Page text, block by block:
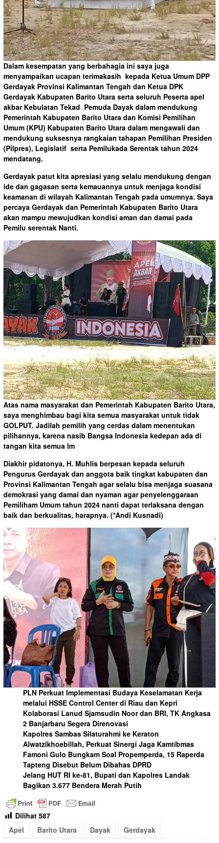
Dalam kesempatan yang berbahagia ini saya juga
menyampaikan ucapan terimakasih kepada Ketua Umum DPP
Gerdayak Provinsi Kalimantan Tengah dan Ketua DPK
Gerdayak Kabupaten Barito Utara serta seluruh Peserta apel
akbar Kebulatan Tekad Pemuda Dayak dalam mendukung
Pemerintah Kabupaten Barito Utara dan Komisi Pemilihan
Umum (KPU) Kabupaten Barito Utara dalam mengawali dan
mendukung suksesnya rangkaian tahapan Pemilihan Presiden
(Pilpres), Legislatif serta Pemilukada Serentak tahun 2024
mendatang.
Gerdayak patut kita apresiasi yang selalu mendukung dengan
ide dan gagasan serta kemauannya untuk menjaga kondisi
keamanan di wilayah Kalimantan Tengah pada umumnya. Saya
percaya Gerdayak dan Pemerintah Kabupaten Barito Utara
akan mampu mewujudkan kondisi aman dan damai pada
Pemilu serentak Nanti.
Atas nama masyarakat dan Pemerintah Kabupaten Barito Utara,
saya menghimbau bagi kita semua masyarakat untuk tidak
GOLPUT. Jadilah pemilih yang cerdas dalam menentukan
pilihannya, karena nasib Bangsa Indonesia kedepan ada di
tangan kita semua lm
Diakhir pidatonya, H. Muhlis berpesan kepada seluruh
Pengurus Gerdayak dan anggota baik tingkat kabupaten dan
Provinsi Kalimantan Tengah agar selalu bisa menjaga suasana
demokrasi yang damai dan nyaman agar penyelenggaraan
Pemiliham Umum tahun 2024 nanti dapat terlaksana dengan
baik dan berkualitas, harapnya. (*Andi Kusnadi)
PLN Perkuat Implementasi Budaya Keselamatan Kerja
melalui HSSE Control Center di Riau dan Kepri
Kolaborasi Lanud Sjamsudin Noor dan BRI, TK Angkasa
2 Banjarbaru Segera Direnovasi
Kapolres Sambas Silaturahmi ke Keraton
Alwatzikhoebillah, Perkuat Sinergi Jaga Kamtibmas
Famoni Gulo Bungkam Soal Propemperda, 15 Raperda
Tapteng Disebut Belum Dibahas DPRD
Jelang HUT RI ke-81, Bupati dan Kapolres Landak
Bagikan 3.677 Bendera Merah Putih
Dilihat 587
Apel
Barito Utara Dayak
Gerdayak